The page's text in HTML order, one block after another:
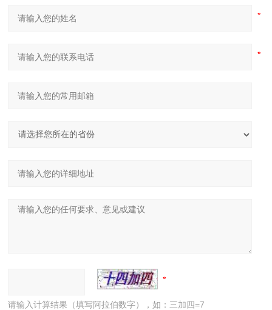
请输入计算结果（填写阿拉伯数字），如：三加四=7